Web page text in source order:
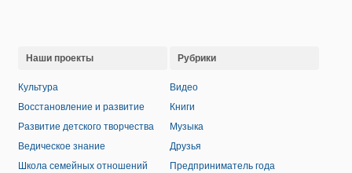
Наши проекты
Культура
Восстановление и развитие
Развитие детского творчества
Ведическое знание
Школа семейных отношений
Рубрики
Видео
Книги
Музыка
Друзья
Предприниматель года